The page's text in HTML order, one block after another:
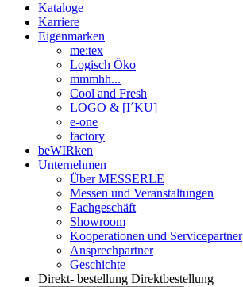
Kataloge
Karriere
Eigenmarken
me:tex
Logisch Öko
mmmhh...
Cool and Fresh
LOGO & [I´KU]
e-one
factory
beWIRken
Unternehmen
Über MESSERLE
Messen und Veranstaltungen
Fachgeschäft
Showroom
Kooperationen und Servicepartner
Ansprechpartner
Geschichte
Direkt- bestellung Direktbestellung